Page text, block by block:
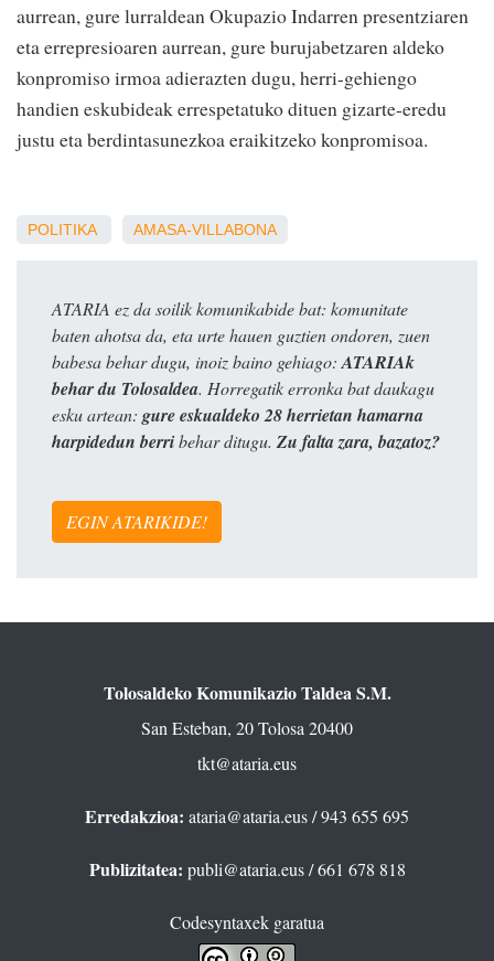
aurrean, gure lurraldean Okupazio Indarren presentziaren
eta errepresioaren aurrean, gure burujabetzaren aldeko
konpromiso irmoa adierazten dugu, herri-gehiengo
handien eskubideak errespetatuko dituen gizarte-eredu
justu eta berdintasunezkoa eraikitzeko konpromisoa.
POLITIKA AMASA-VILLABONA
ATARIA ez da soilik komunikabide bat: komunitate
baten ahotsa da, eta urte hauen guztien ondoren, zuen
babesa behar dugu, inoiz baino gehiago:ATARIAk
behar du Tolosaldea. Horregatik erronka bat daukagu
esku artean: gure eskualdeko 28 herrietan hamarna
harpidedun berribehar ditugu. Zu falta zara, bazatoz?
EGIN ATARIKIDE!
Tolosaldeko Komunikazio Taldea S.M.
San Esteban, 20 Tolosa 20400
tkt@ataria.eus
Erredakzioa: ataria@ataria.eus/ 943 655 695
Publizitatea: publi@ataria.eus/ 661 678 818
Codesyntaxek garatua